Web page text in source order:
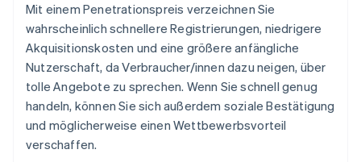
Mit einem Penetrationspreis verzeichnen Sie
wahrscheinlich schnellere Registrierungen, niedrigere
Akquisitionskosten und eine größere anfängliche
Nutzerschaft, da Verbraucher/innen dazu neigen, über
tolle Angebote zu sprechen. Wenn Sie schnell genug
handeln, können Sie sich außerdem soziale Bestätigung
und möglicherweise einen Wettbewerbsvorteil
verschaffen.